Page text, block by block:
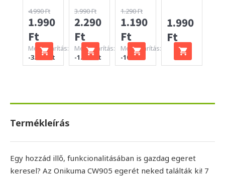
4.990 Ft
1.990
Ft
Megtakarítás:
-3.000 Ft
3.990 Ft
2.290
Ft
Megtakarítás:
-1.700 Ft
1.290 Ft
1.190
Ft
Megtakarítás:
-100 Ft
1.990
Ft
Termékleírás
Egy hozzád illő, funkcionalitásában is gazdag egeret
keresel? Az Onikuma CW905 egerét neked találták ki! 7